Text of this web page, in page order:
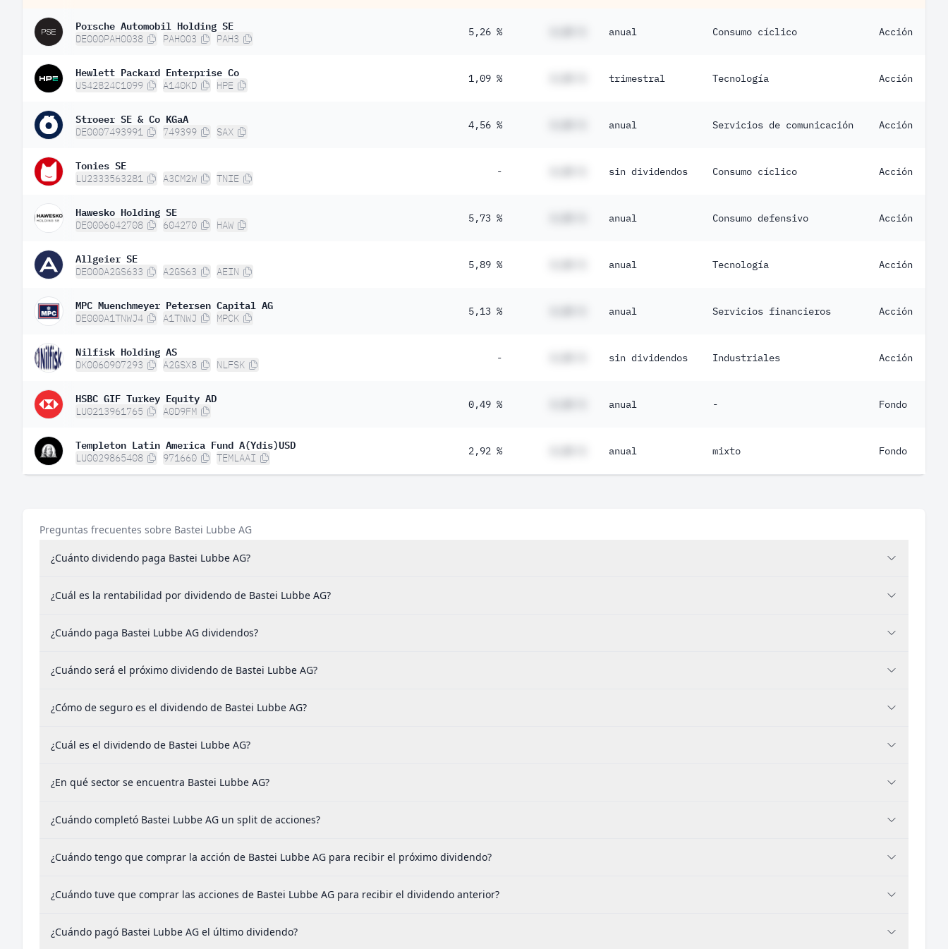
Porsche Automobil Holding SE
DE000PAH0038 PAH003 PAH3
5,26 % anual Consumo cíclico Acción
Hewlett Packard Enterprise Co
US42824C1099 A140KD HPE
1,09 % trimestral Tecnología Acción
Stroeer SE & Co KGaA
DE0007493991 749399 SAX
4,56 % anual Servicios de comunicación Acción
Tonies SE
LU2333563281 A3CM2W TNIE
- sin dividendos Consumo cíclico Acción
Hawesko Holding SE
DE0006042708 604270 HAW
5,73 % anual Consumo defensivo Acción
Allgeier SE
DE000A2GS633 A2GS63 AEIN
5,89 % anual Tecnología Acción
MPC Muenchmeyer Petersen Capital AG
DE000A1TNWJ4 A1TNWJ MPCK
5,13 % anual Servicios financieros Acción
Nilfisk Holding AS
DK0060907293 A2GSX8 NLFSK
- sin dividendos Industriales Acción
HSBC GIF Turkey Equity AD
LU0213961765 A0D9FM
0,49 % anual - Fondo
Templeton Latin America Fund A(Ydis)USD
LU0029865408 971660 TEMLAAI
2,92 % anual mixto Fondo
Preguntas frecuentes sobre Bastei Lubbe AG
¿Cuánto dividendo paga Bastei Lubbe AG?
¿Cuál es la rentabilidad por dividendo de Bastei Lubbe AG?
¿Cuándo paga Bastei Lubbe AG dividendos?
¿Cuándo será el próximo dividendo de Bastei Lubbe AG?
¿Cómo de seguro es el dividendo de Bastei Lubbe AG?
¿Cuál es el dividendo de Bastei Lubbe AG?
¿En qué sector se encuentra Bastei Lubbe AG?
¿Cuándo completó Bastei Lubbe AG un split de acciones?
¿Cuándo tengo que comprar la acción de Bastei Lubbe AG para recibir el próximo dividendo?
¿Cuándo tuve que comprar las acciones de Bastei Lubbe AG para recibir el dividendo anterior?
¿Cuándo pagó Bastei Lubbe AG el último dividendo?